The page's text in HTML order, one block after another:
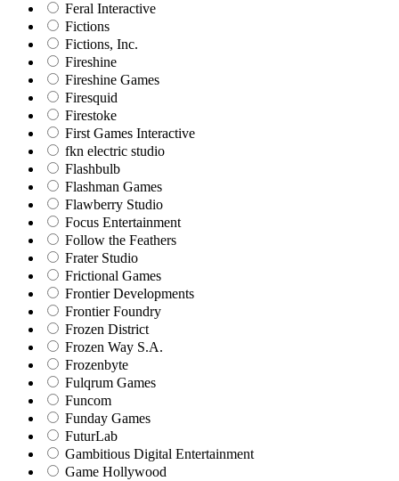
Feral Interactive
Fictions
Fictions, Inc.
Fireshine
Fireshine Games
Firesquid
Firestoke
First Games Interactive
fkn electric studio
Flashbulb
Flashman Games
Flawberry Studio
Focus Entertainment
Follow the Feathers
Frater Studio
Frictional Games
Frontier Developments
Frontier Foundry
Frozen District
Frozen Way S.A.
Frozenbyte
Fulqrum Games
Funcom
Funday Games
FuturLab
Gambitious Digital Entertainment
Game Hollywood